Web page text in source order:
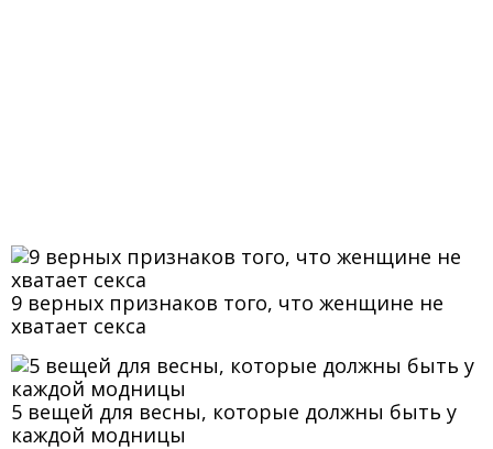
9 верных признаков того, что женщине не
хватает секса
5 вещей для весны, которые должны быть у
каждой модницы